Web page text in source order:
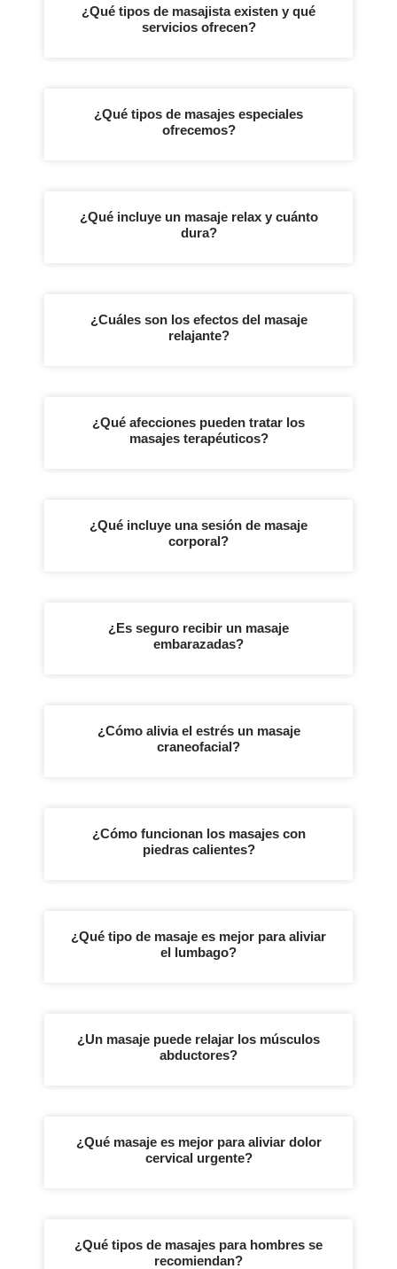
¿Qué tipos de masajista existen y qué
servicios ofrecen?
¿Qué tipos de masajes especiales
ofrecemos?
¿Qué incluye un masaje relax y cuánto
dura?
¿Cuáles son los efectos del masaje
relajante?
¿Qué afecciones pueden tratar los
masajes terapéuticos?
¿Qué incluye una sesión de masaje
corporal?
¿Es seguro recibir un masaje
embarazadas?
¿Cómo alivia el estrés un masaje
craneofacial?
¿Cómo funcionan los masajes con
piedras calientes?
¿Qué tipo de masaje es mejor para aliviar
el lumbago?
¿Un masaje puede relajar los músculos
abductores?
¿Qué masaje es mejor para aliviar dolor
cervical urgente?
¿Qué tipos de masajes para hombres se
recomiendan?